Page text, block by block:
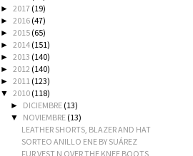
► 2017 (19)
► 2016 (47)
► 2015 (65)
► 2014 (151)
► 2013 (140)
► 2012 (140)
► 2011 (123)
▼ 2010 (118)
► DICIEMBRE (13)
▼ NOVIEMBRE (13)
LEATHER SHORTS, BLAZER AND HAT
SORTEO ANILLO ENE BY SUÁREZ
FUR VEST N OVER THE KNEE BOOTS